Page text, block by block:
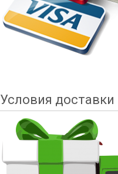
Условия доставки